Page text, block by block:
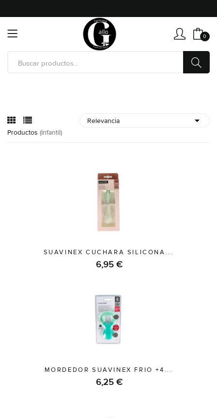
0
Productos (infantil)
SUAVINEX CUCHARA SILICONA...
6,95 €
MORDEDOR SUAVINEX FRIO +4...
6,25 €